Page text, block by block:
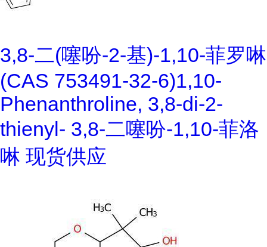
3,8-二(噻吩-2-基)-1,10-菲罗啉
(CAS 753491-32-6)1,10-
Phenanthroline, 3,8-di-2-
thienyl- 3,8-二噻吩-1,10-菲洛
啉 现货供应